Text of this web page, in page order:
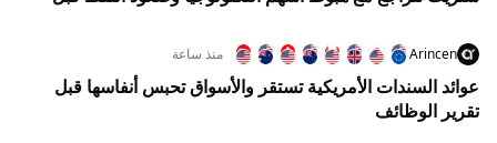
Arincen منذ ساعة
عوائد السندات الأمريكية تستقر والأسواق تحبس أنفاسها قبل
تقرير الوظائف